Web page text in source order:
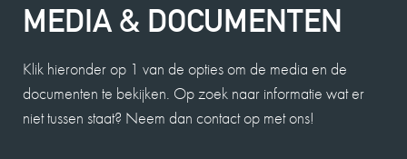
MEDIA & DOCUMENTEN
Klik hieronder op 1 van de opties om de media en de
documenten te bekijken. Op zoek naar informatie wat er
niet tussen staat? Neem dan contact op met ons!
De contacten met Charles liepen zeer goed. Hij
voldeed boven verwachting en alles verliep
vlekkeloos. Wij waren zeer tevreden over de